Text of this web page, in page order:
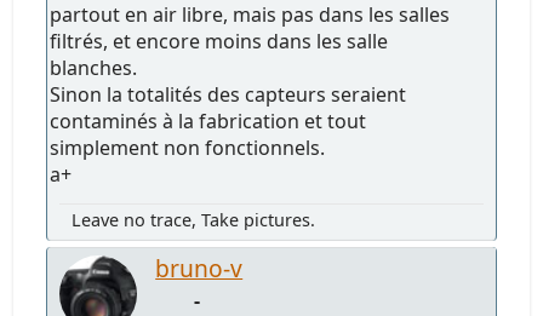
partout en air libre, mais pas dans les salles
filtrés, et encore moins dans les salle
blanches.
Sinon la totalités des capteurs seraient
contaminés à la fabrication et tout
simplement non fonctionnels.
a+
Leave no trace, Take pictures.
bruno-v
-